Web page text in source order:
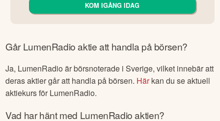
KOM IGÅNG IDAG
GårLumenRadioaktie att handla på börsen?
Ja, LumenRadio är börsnoterade i Sverige, vilket innebär att
deras aktier går att handla på börsen. Härkan du se aktuell
aktiekurs för LumenRadio.
Vad har hänt med LumenRadioaktien?